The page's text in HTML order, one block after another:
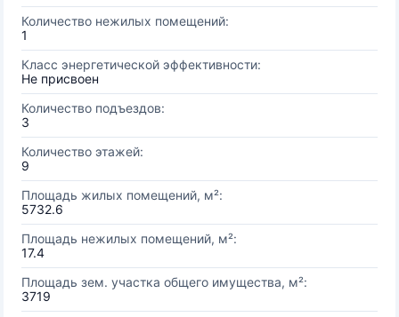
Количество нежилых помещений:
1
Класс энергетической эффективности:
Не присвоен
Количество подъездов:
3
Количество этажей:
9
Площадь жилых помещений, м²:
5732.6
Площадь нежилых помещений, м²:
17.4
Площадь зем. участка общего имущества, м²:
3719